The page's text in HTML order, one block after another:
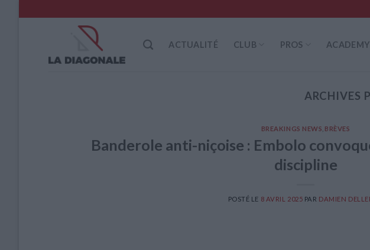
to
ACTUALITÉ CLUB PROS ACADEMY
ARCHIVES
BREAKINGS NEWS BRÈVES
Banderole anti-niçoise : Embolo
discipline
POSTÉ LE 8 AVRIL 2025 PAR DAMIEN